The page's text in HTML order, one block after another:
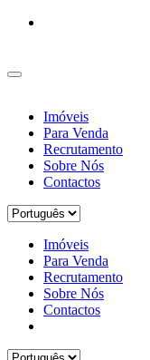
Imóveis
Para Venda
Recrutamento
Sobre Nós
Contactos
Imóveis
Para Venda
Recrutamento
Sobre Nós
Contactos